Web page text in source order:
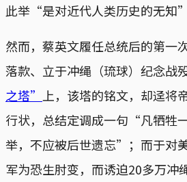
此举“是对近代人类历史的无知”
然而，蔡英文履任总统后的第一
落款、立于冲绳（琉球）纪念战
之塔”
上，该塔的铭文，却迳将
行状，总结定调成一句“凡牺牲
举，不应被后世遗忘”；而于对
军为恐生肘变，而诱迫20多万冲